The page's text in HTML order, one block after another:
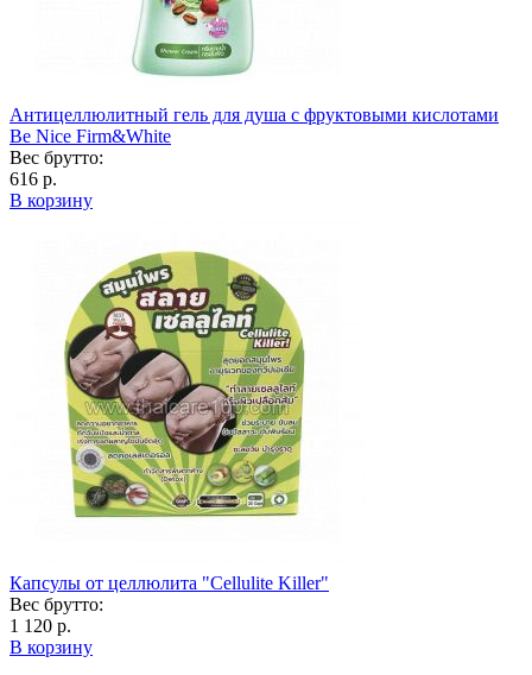
Антицеллюлитный гель для душа с фруктовыми кислотами
Be Nice Firm&White
Вес брутто:
616 р.
В корзину
Капсулы от целлюлита "Cellulite Killer"
Вес брутто:
1 120 р.
В корзину